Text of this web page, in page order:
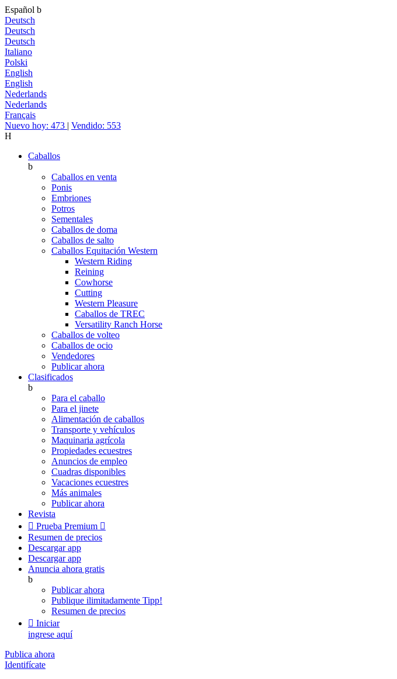
Español b
Deutsch
Deutsch
Deutsch
Italiano
Polski
English
English
Nederlands
Nederlands
Français
Nuevo hoy: 473 | Vendido: 553
H
Caballos
b
Caballos en venta
Ponis
Embriones
Potros
Sementales
Caballos de doma
Caballos de salto
Caballos Equitación Western
Western Riding
Reining
Cowhorse
Cutting
Western Pleasure
Caballos de TREC
Versatility Ranch Horse
Caballos de volteo
Caballos de ocio
Vendedores
Publicar ahora
Clasificados
b
Para el caballo
Para el jinete
Alimentación de caballos
Transporte y vehículos
Maquinaria agrícola
Propiedades ecuestres
Anuncios de empleo
Cuadras disponibles
Vacaciones ecuestres
Más animales
Publicar ahora
Revista
 Prueba Premium 
Resumen de precios
Descargar app
Descargar app
Anuncia ahora gratis
b
Publicar ahora
Publique ilimitadamente Tipp!
Resumen de precios
 Iniciar
ingrese aquí
Publica ahora
Identifícate